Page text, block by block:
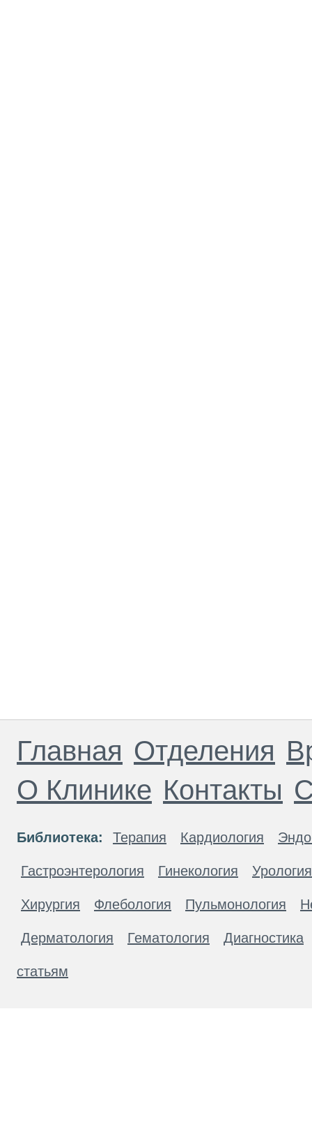
Главная Отделения
О Клинике Контакты
Библиотека: Терапия Кардиология
Гастроэнтерология Гинекология Урология
Хирургия Флебология Пульмонология
Дерматология Гематология Диагностика
статьям